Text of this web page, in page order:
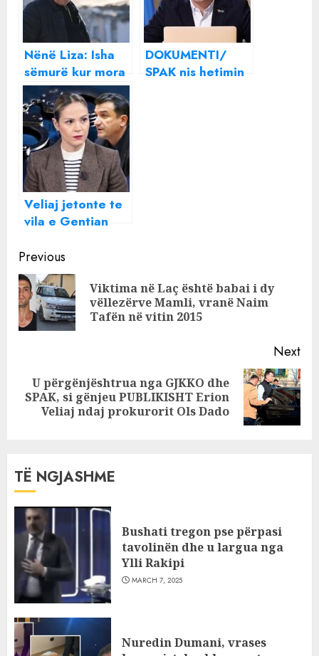
Nënë Liza: Isha
sëmurë kur mora
vesh që u
arrestua Veliaj, u
lehtësova
DOKUMENTI/
SPAK nis hetimin
Veliaj jetonte te
vila e Gentian
mungon raportin
Arbër Veliaj –
One Albania për
reklamat
klienteliste
Continue
Reading
Previous
Viktima në Laç është babai i dy
vëllezërve Mamli, vranë Naim
Tafën në vitin 2015
Next
Next
post:
U përgënjështrua nga GJKKO dhe
SPAK, si gënjeu PUBLIKISHT Erion
Veliaj ndaj prokurorit Ols Dado
TË NGJASHME
Bushati tregon pse përpasi
tavolinën dhe u largua nga
Ylli Rakipi
MARCH 7, 2025
Nuredin Dumani, vrases